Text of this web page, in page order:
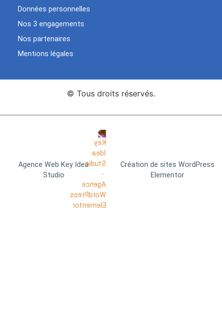
Données personnelles
Nos 3 engagements
Nos partenaires
Mentions légales
© Tous droits réservés.
Agence Web Key Idea
Studio
Création de sites WordPress
Elementor